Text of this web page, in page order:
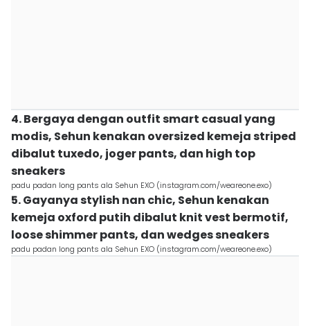
4. Bergaya dengan outfit smart casual yang
modis, Sehun kenakan oversized kemeja striped
dibalut tuxedo, joger pants, dan high top
sneakers
padu padan long pants ala Sehun EXO (instagram.com/weareone.exo)
5. Gayanya stylish nan chic, Sehun kenakan
kemeja oxford putih dibalut knit vest bermotif,
loose shimmer pants, dan wedges sneakers
padu padan long pants ala Sehun EXO (instagram.com/weareone.exo)